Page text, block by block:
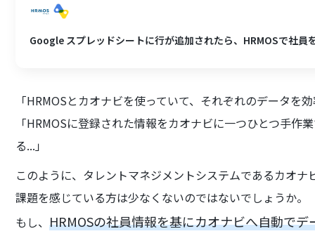
Google スプレッドシートに行が追加されたら、HRMOSで社員
「HRMOSとカオナビを使っていて、それぞれのデータを
「HRMOSに登録された情報をカオナビに一つひとつ手
る...」
このように、タレントマネジメントシステムであるカオ
課題を感じている方は少なくないのではないでしょうか。
もし、HRMOSの社員情報を基にカオナビへ自動で